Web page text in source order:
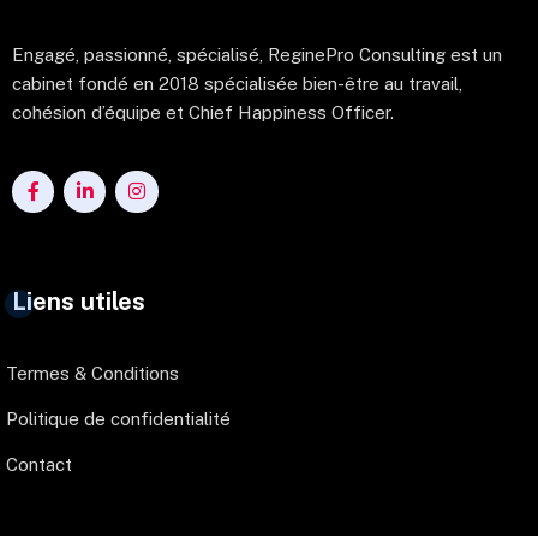
Engagé, passionné, spécialisé, ReginePro Consulting est un
cabinet fondé en 2018 spécialisée bien-être au travail,
cohésion d’équipe et Chief Happiness Officer.
Liens utiles
Termes & Conditions
Politique de confidentialité
Contact